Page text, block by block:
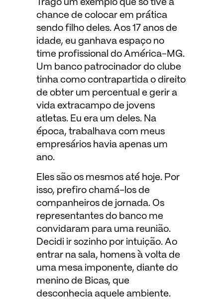
Trago um exemplo que só tive a
chance de colocar em prática
sendo filho deles. Aos 17 anos de
idade, eu ganhava espaço no
time profissional do América-MG.
Um banco patrocinador do clube
tinha como contrapartida o direito
de obter um percentual e gerir a
vida extracampo de jovens
atletas. Eu era um deles. Na
época, trabalhava com meus
empresários havia apenas um
ano.
Eles são os mesmos até hoje. Por
isso, prefiro chamá-los de
companheiros de jornada. Os
representantes do banco me
convidaram para uma reunião.
Decidi ir sozinho por intuição. Ao
entrar na sala, homens à volta de
uma mesa imponente, diante do
menino de Bicas, que
desconhecia aquele ambiente.